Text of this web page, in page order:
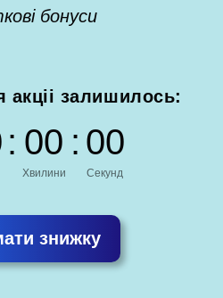
бонуси
залишилось:
: 00
Хвилини
: 00
Секунд
знижку